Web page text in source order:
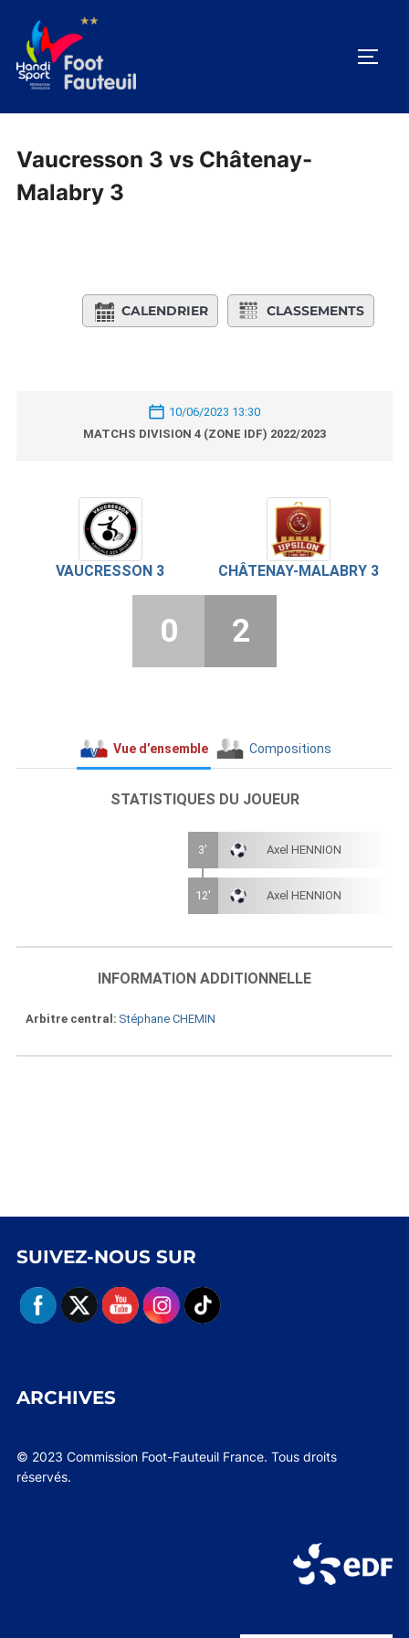
contenu
Vaucresson 3 vs Châtenay-
Malabry 3
CALENDRIER CLASSEMENTS
10/06/2023 13:30
MATCHS DIVISION 4 (ZONE IDF) 2022/2023
VAUCRESSON 3 CHÂTENAY-MALABRY 3
0 2
Vue d’ensemble Compositions
STATISTIQUES DU JOUEUR
3' Axel HENNION
12' Axel HENNION
INFORMATION ADDITIONNELLE
Arbitre central Stéphane CHEMIN
SUIVEZ-NOUS SUR
ARCHIVES
© 2023 Commission Foot-Fauteuil France. Tous droits
réservés.